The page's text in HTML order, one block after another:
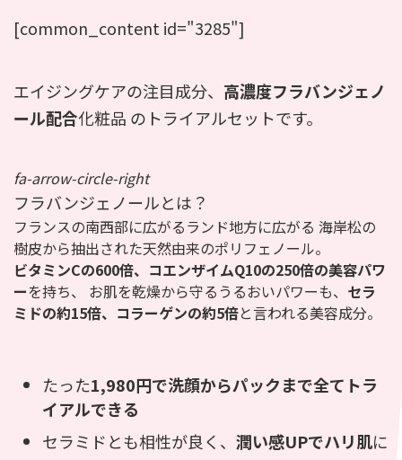
[common_content id="3285"]
エイジングケアの注目成分、 高濃度フラバンジェノ
ール配合化粧品 のトライアルセットです。
fa-arrow-circle-right
フラバンジェノールとは？
フランスの南西部に広がるランド地方に広がる 海岸松の
樹皮から抽出された天然由来のポリフェノール。
ビタミンCの600倍、コエンザイムQ10の250倍の美容パワ
ーを持ち、 お肌を乾燥から守るうるおいパワーも、 セラ
ミドの約15倍、コラーゲンの約5倍と言われる美容成分。
たった1,980円で洗顔からパックまで全てトラ
イアルできる
セラミドとも相性が良く、 潤い感UPでハリ肌に